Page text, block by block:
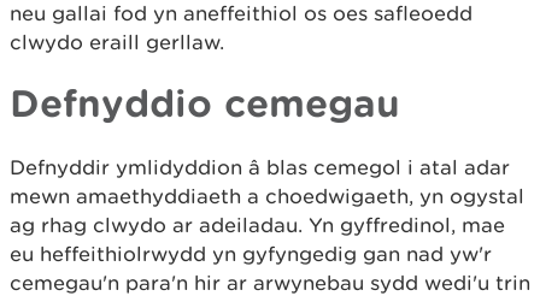
neu gallai fod yn aneffeithiol os oes safleoedd
clwydo eraill gerllaw.
Defnyddio cemegau
Defnyddir ymlidyddion â blas cemegol i atal adar
mewn amaethyddiaeth a choedwigaeth, yn ogystal
ag rhag clwydo ar adeiladau. Yn gyffredinol, mae
eu heffeithiolrwydd yn gyfyngedig gan nad yw'r
cemegau'n para'n hir ar arwynebau sydd wedi'u trin